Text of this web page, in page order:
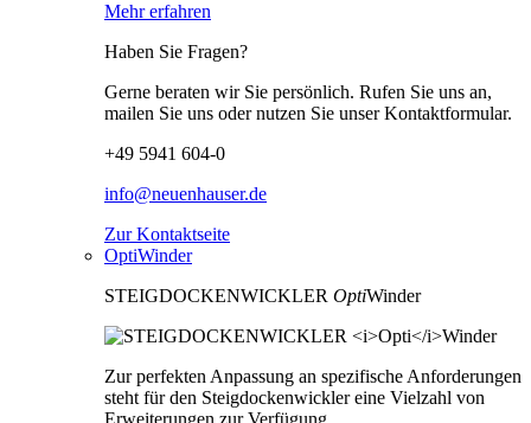
Mehr erfahren
Haben Sie Fragen?
Gerne beraten wir Sie persönlich. Rufen Sie uns an,
mailen Sie uns oder nutzen Sie unser Kontaktformular.
+49 5941 604-0
info@neuenhauser.de
Zur Kontaktseite
OptiWinder
STEIGDOCKENWICKLER OptiWinder
Zur perfekten Anpassung an spezifische Anforderungen
steht für den Steigdockenwickler eine Vielzahl von
Erweiterungen zur Verfügung.